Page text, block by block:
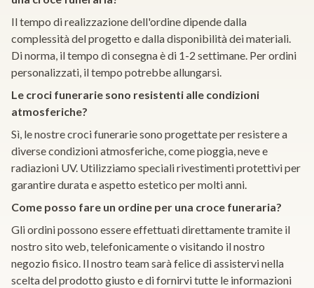
Il tempo di realizzazione dell'ordine dipende dalla
complessità del progetto e dalla disponibilità dei materiali.
Di norma, il tempo di consegna è di 1-2 settimane. Per ordini
personalizzati, il tempo potrebbe allungarsi.
Le croci funerarie sono resistenti alle condizioni
atmosferiche?
Sì, le nostre croci funerarie sono progettate per resistere a
diverse condizioni atmosferiche, come pioggia, neve e
radiazioni UV. Utilizziamo speciali rivestimenti protettivi per
garantire durata e aspetto estetico per molti anni.
Come posso fare un ordine per una croce funeraria?
Gli ordini possono essere effettuati direttamente tramite il
nostro sito web, telefonicamente o visitando il nostro
negozio fisico. Il nostro team sarà felice di assistervi nella
scelta del prodotto giusto e di fornirvi tutte le informazioni